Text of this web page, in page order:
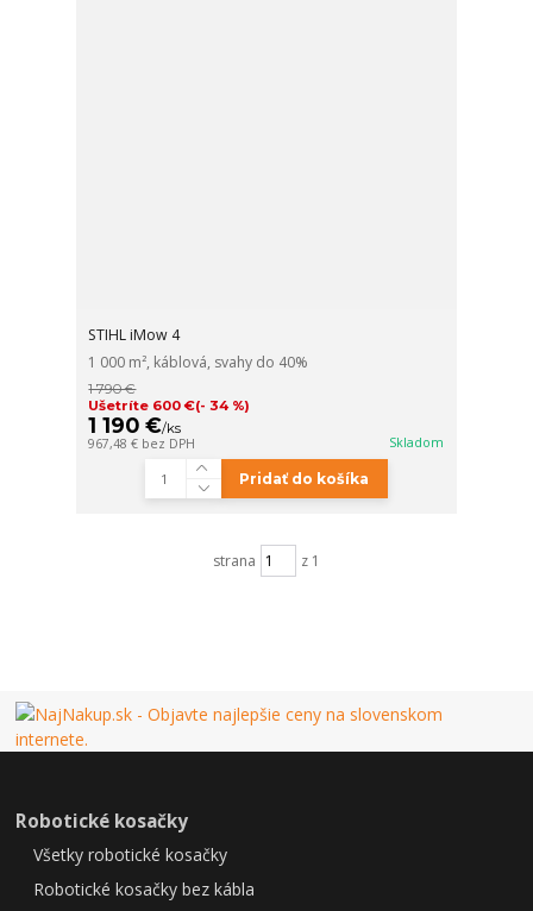
STIHL iMow 4
1 000 m², káblová, svahy do 40%
1 790 €
Ušetríte 600 €(- 34 %)
1 190 €/ks
967,48 € bez DPH Skladom
Pridať do košíka
strana z 1
Robotické kosačky
Všetky robotické kosačky
Robotické kosačky bez kábla